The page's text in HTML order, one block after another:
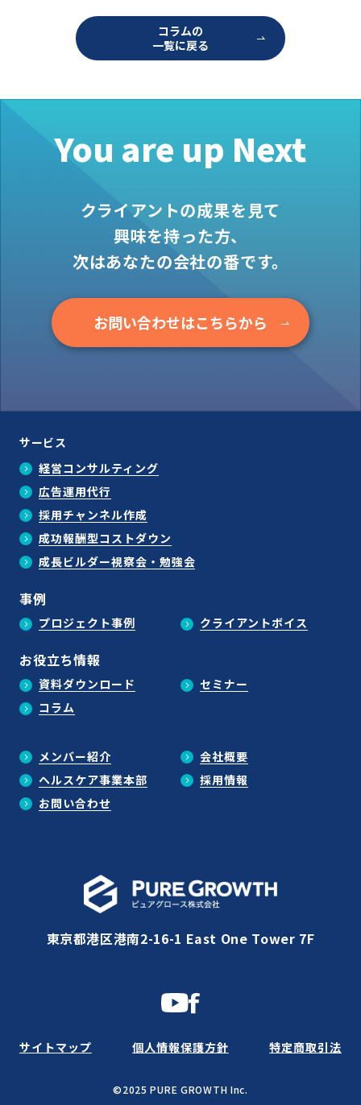
コラムの
一覧に戻る
You are up Next
クライアントの成果を見て
興味を持った方、
次はあなたの会社の番です。
お問い合わせはこちらから
サービス
経営コンサルティング
広告運用代行
採用チャンネル作成
成功報酬型コストダウン
成長ビルダー視察会・勉強会
事例
プロジェクト事例 クライアントボイス
お役立ち情報
資料ダウンロード
セミナー
コラム
メンバー紹介
会社概要
ヘルスケア事業本部
採用情報
お問い合わせ
東京都港区港南2-16-1 East One Tower 7F
©2025 PURE GROWTH Inc.
サイトマップ 個人情報保護方針 特定商取引法